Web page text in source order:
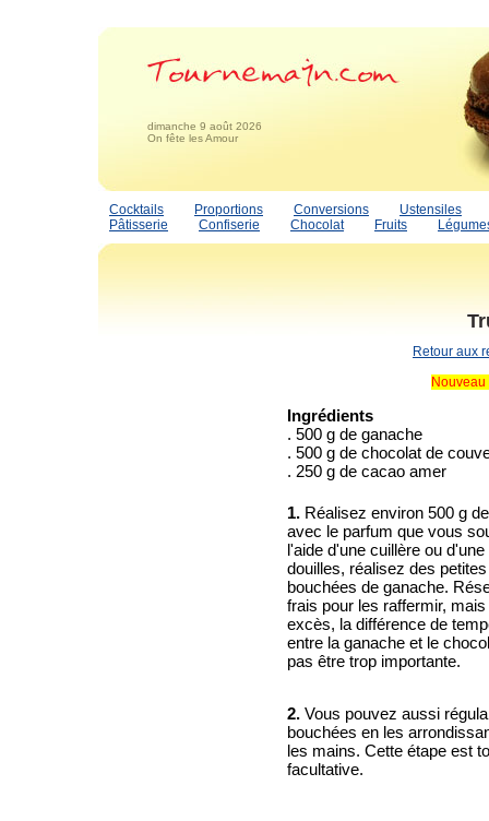
dimanche 9 août 2026
On fête les Amour
Cocktails Proportions Conversions
Ustensiles
Pâtisserie
Confiserie Chocolat Fruits
Retour aux
Ingrédients
. 500 g de ganache
. 500 g de chocolat de
. 250 g de cacao amer
1. Réalisez environ 500 g
avec le parfum que vous
l'aide d'une cuillère ou
douilles, réalisez des petites
bouchées de ganache.
frais pour les raffermir,
excès, la différence de
entre la ganache et le
pas être trop importante.
2. Vous pouvez aussi
bouchées en les
les mains. Cette étape est
facultative.